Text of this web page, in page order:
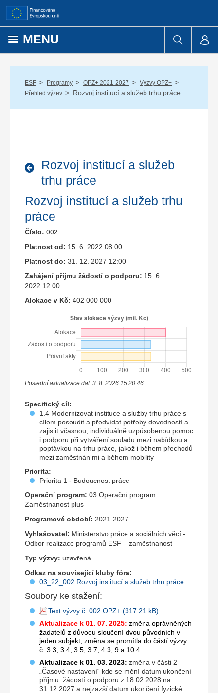
Přejít k obsahu
MENU
ESF / Programy / OPZ+ 2021-2027 / Výzvy OPZ+ /
Přehled výzev / Rozvoj institucí a služeb trhu práce
Rozvoj institucí a služeb
trhu práce
Rozvoj institucí a služeb trhu
práce
Číslo: 002
Platnost od: 15. 6. 2022 08:00
Platnost do: 31. 12. 2027 12:00
Zahájení příjmu žádostí o podporu: 15. 6.
2022 12:00
Alokace v Kč: 402 000 000
Poslední aktualizace dat: 3. 8. 2026 15:20:46
Specifický cíl:
1.4 Modernizovat instituce a služby trhu práce s
cílem posoudit a předvídat potřeby dovedností a
zajistit včasnou, individuálně uzpůsobenou pomoc
i podporu při vytváření souladu mezi nabídkou a
poptávkou na trhu práce, jakož i během přechodů
mezi zaměstnáními a během mobility
Priorita:
Priorita 1 - Budoucnost práce
Operační program: 03 Operační program
Zaměstnanost plus
Programové období: 2021-2027
Vyhlašovatel: Ministerstvo práce a sociálních věcí -
Odbor realizace programů ESF – zaměstnanost
Typ výzvy: uzavřená
Odkaz na související kluby fóra:
03_22_002 Rozvoj institucí a služeb trhu práce
Soubory ke stažení:
Text výzvy č. 002 OPZ+
Aktualizace k 01. 07. 2025: změna oprávněných
žadatelů z důvodu sloučení dvou původních v
jeden subjekt; změna se promítla do částí výzvy
č. 3.3, 3.4, 3.5, 3.7, 4.3, 9 a 10.4.
Aktualizace k 01. 03. 2023: změna v části 2
„Časové nastavení“ kde se mění datum ukončení
příjmu žádostí o podporu z 18.02.2028 na
31.12.2027 a nejzazší datum ukončení fyzické